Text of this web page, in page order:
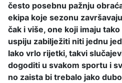
često posebnu pažnju
ekipa koje sezonu
čak i više, one koji imaju
uspiju zabilježiti niti jednu
Iako vrlo rijetki, takvi
dogoditi u svakom sportu i
no zaista bi trebalo jako